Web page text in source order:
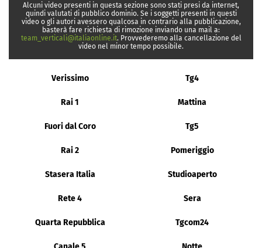
Alcuni video presenti in questa sezione sono stati presi da internet,
quindi valutati di pubblico dominio. Se i soggetti presenti in questi
video o gli autori avessero qualcosa in contrario alla pubblicazione,
basterà fare richiesta di rimozione inviando una mail a:
team_verticali@italiaonline.it. Provvederemo alla cancellazione del
video nel minor tempo possibile.
Verissimo Tg4
Rai 1 Mattina
Fuori dal Coro Tg5
Rai 2 Pomeriggio
Stasera Italia Studioaperto
Rete 4 Sera
Quarta Repubblica Tgcom24